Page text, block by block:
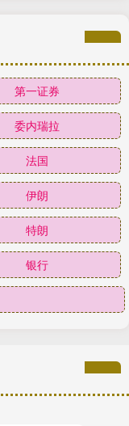
第一证券
委内瑞拉
法国
伊朗
特朗
银行